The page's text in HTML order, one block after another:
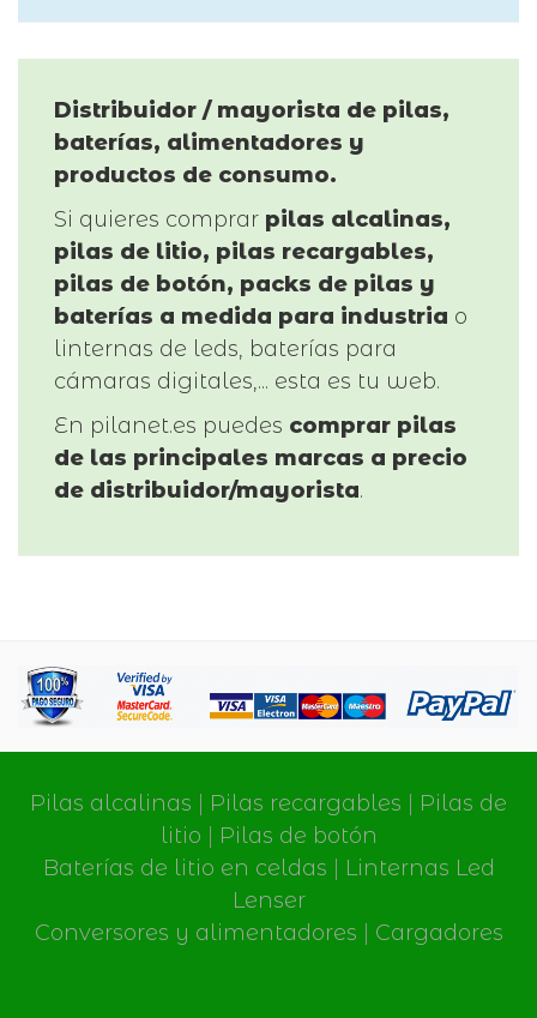
Distribuidor / mayorista de pilas,
baterías, alimentadores y
productos de consumo.
Si quieres comprar pilas alcalinas,
pilas de litio, pilas recargables,
pilas de botón, packs de pilas y
baterías a medida para industria o
linternas de leds, baterías para
cámaras digitales,... esta es tu web.
En pilanet.es puedes comprar pilas
de las principales marcas a precio
de distribuidor/mayorista.
Pilas alcalinas Pilas recargables
Pilas de
litio
Pilas de botón
Baterías de litio en celdas
Linternas Led
Lenser
Conversores y alimentadores
Cargadores